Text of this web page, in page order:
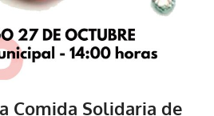
Comida Solidaria de